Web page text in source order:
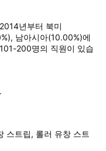
년부터 북미
남아시아(10.00%)에
200명의 직원이 있습
스트립, 롤러 유창 스트